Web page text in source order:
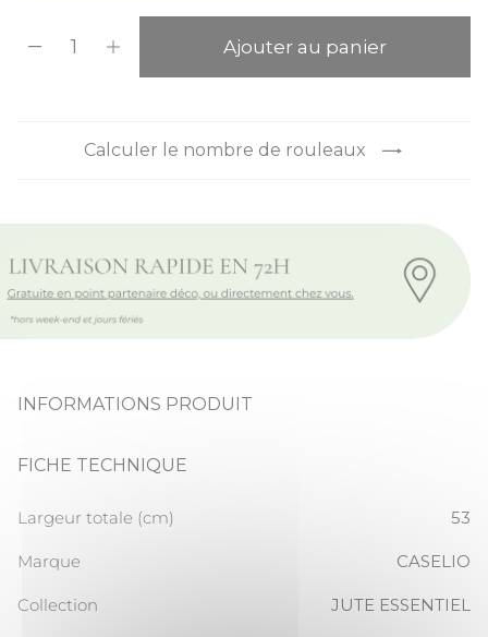
Ajouter au panier
Calculer le nombre de rouleaux
INFORMATIONS PRODUIT
FICHE TECHNIQUE
Largeur totale (cm) 53
Marque CASELIO
Collection JUTE ESSENTIEL